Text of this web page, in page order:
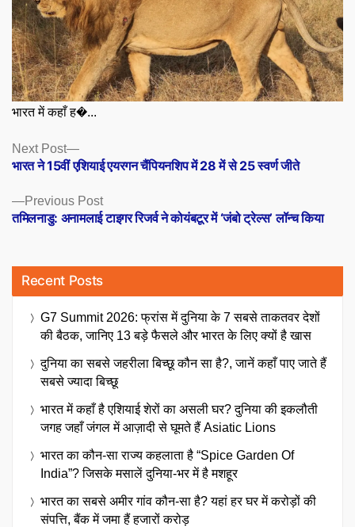
भारत में कहाँ ह�...
Posts
navigation
Previous PostPrevious
post:
तमिलनाडु: अनामलाई टाइगर रिजर्व ने कोयंबटूर में ‘जंबो ट्रेल्स’ लॉन्च किया
Next Post
Next
post:
भारत ने 15वीं एशियाई एयरगन चैंपियनशिप में 28 में से 25 स्वर्ण जीते
Recent Posts
G7 Summit 2026: फ्रांस में दुनिया के 7 सबसे ताकतवर देशों
की बैठक, जानिए 13 बड़े फैसले और भारत के लिए क्यों है खास
दुनिया का सबसे जहरीला बिच्छू कौन सा है?, जानें कहाँ पाए जाते हैं
सबसे ज्यादा बिच्छू
भारत में कहाँ है एशियाई शेरों का असली घर? दुनिया की इकलौती
जगह जहाँ जंगल में आज़ादी से घूमते हैं Asiatic Lions
भारत का कौन-सा राज्य कहलाता है “Spice Garden Of
India”? जिसके मसालें दुनिया-भर में है मशहूर
भारत का सबसे अमीर गांव कौन-सा है? यहां हर घर में करोड़ों की
संपत्ति, बैंक में जमा हैं हजारों करोड़